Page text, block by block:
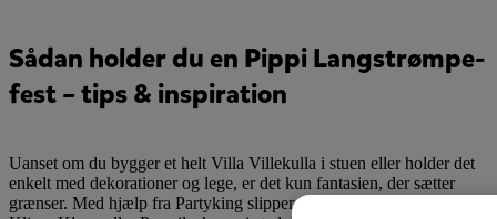
Sådan holder du en Pippi Langstrømpe-
fest – tips & inspiration
Uanset om du bygger et helt Villa Villekulla i stuen eller holder det
enkelt med dekorationer og lege, er det kun fantasien, der sætter
grænser. Med hjælp fra Partyking slipper du for at føle dig som